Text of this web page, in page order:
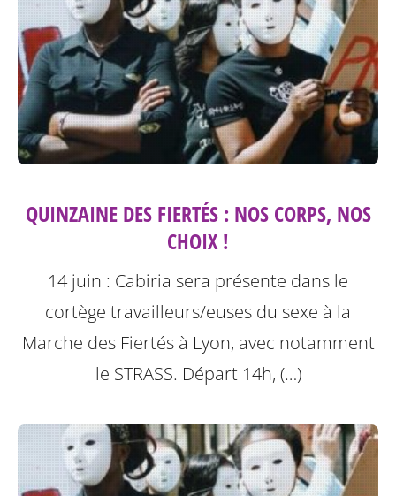
QUINZAINE DES FIERTÉS : NOS CORPS, NOS
CHOIX !
14 juin : Cabiria sera présente dans le
cortège travailleurs/euses du sexe à la
Marche des Fiertés à Lyon, avec notamment
le STRASS. Départ 14h, (…)